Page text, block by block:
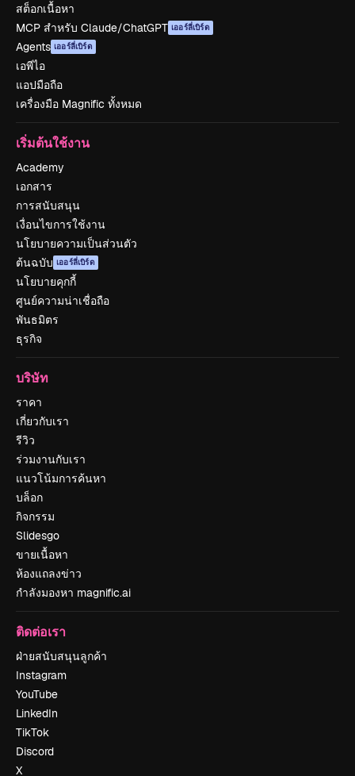
สต็อกเนื้อหา
MCP สำหรับ Claude/ChatGPT เออร์ลี่เบิร์ด
Agents เออร์ลี่เบิร์ด
เอพีไอ
แอปมือถือ
เครื่องมือ Magnific ทั้งหมด
เริ่มต้นใช้งาน
Academy
เอกสาร
การสนับสนุน
เงื่อนไขการใช้งาน
นโยบายความเป็นส่วนตัว
ต้นฉบับ เออร์ลี่เบิร์ด
นโยบายคุกกี้
ศูนย์ความน่าเชื่อถือ
พันธมิตร
ธุรกิจ
บริษัท
ราคา
เกี่ยวกับเรา
รีวิว
ร่วมงานกับเรา
แนวโน้มการค้นหา
บล็อก
กิจกรรม
Slidesgo
ขายเนื้อหา
ห้องแถลงข่าว
กำลังมองหา magnific.ai
ติดต่อเรา
ฝ่ายสนับสนุนลูกค้า
Instagram
YouTube
LinkedIn
TikTok
Discord
X